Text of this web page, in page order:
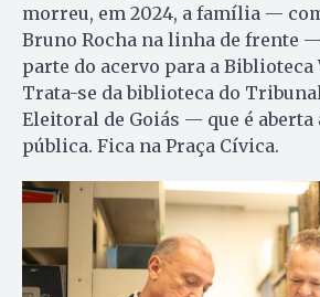
morreu, em 2024, a família —
Bruno Rocha na linha de frente
parte do acervo para a
Trata-se da biblioteca do
Eleitoral de Goiás — que é aberta
pública. Fica na Praça Cívica.